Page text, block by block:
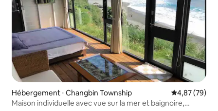
Hébergement ⋅ Changbin Township Évaluation
4,87 (79)
Maison individuelle avec vue sur la mer et baignoire,